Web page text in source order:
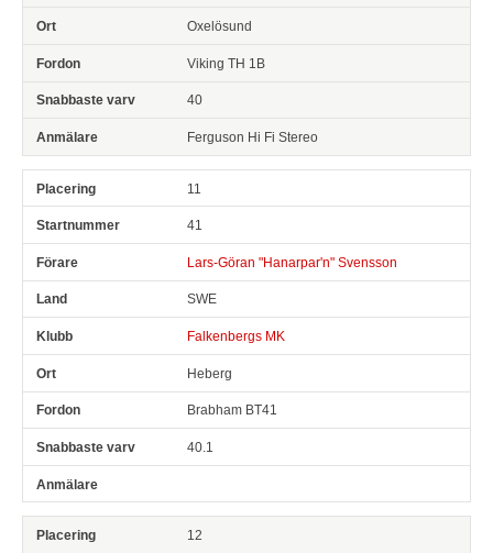
Oxelösund
Viking TH 1B
40
Ferguson Hi Fi Stereo
11
41
Lars-Göran "Hanarpar'n" Svensson
SWE
Falkenbergs MK
Heberg
Brabham BT41
40.1
12